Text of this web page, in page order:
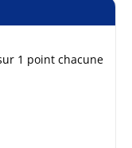
1 point chacune